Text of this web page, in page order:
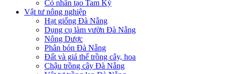
Cỏ nhân tạo Tam Kỳ
Vật tư nông nghiệp
Hạt giống Đà Nẵng
Dụng cụ làm vườn Đà Nẵng
Nông Dược
Phân bón Đà Nẵng
Đất và giá thể trồng cây, hoa
Chậu trồng cây Đà Nẵng